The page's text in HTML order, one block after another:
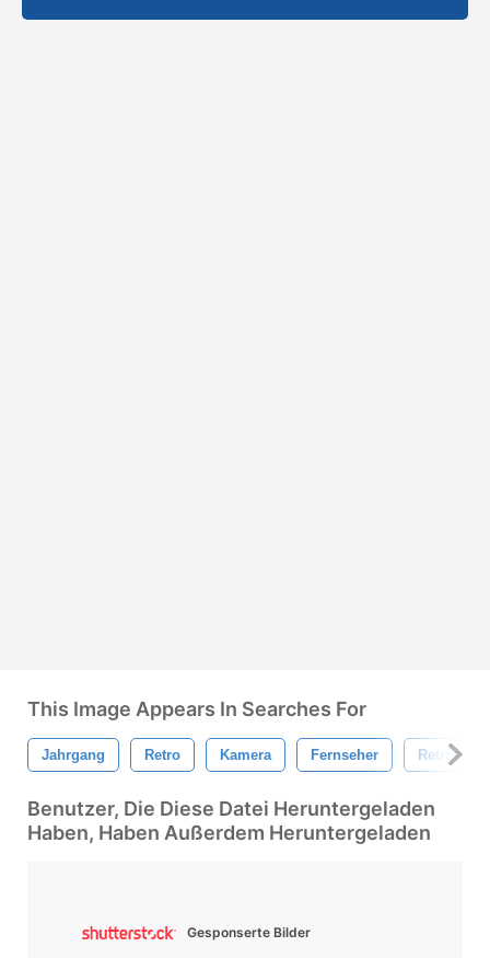
This Image Appears In Searches For
Jahrgang Retro Kamera Fernseher Retro-
Benutzer, Die Diese Datei Heruntergeladen
Haben, Haben Außerdem Heruntergeladen
Gesponserte Bilder